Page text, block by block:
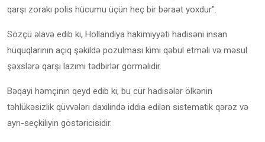
qarşı zorakı polis hücumu üçün heç bir bəraət yoxdur".
Sözçü əlavə edib ki, Hollandiya hakimiyyəti hadisəni insan
hüquqlarının açıq şəkildə pozulması kimi qəbul etməli və məsul
şəxslərə qarşı lazımi tədbirlər görməlidir.
Bəqayi həmçinin qeyd edib ki, bu cür hadisələr ölkənin
təhlükəsizlik qüvvələri daxilində iddia edilən sistematik qərəz və
ayrı-seçkiliyin göstəricisidir.